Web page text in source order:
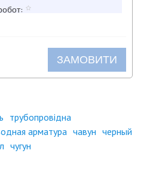
ЗАМОВИТИ
трубопровідна
арматура чавун черный
чугун